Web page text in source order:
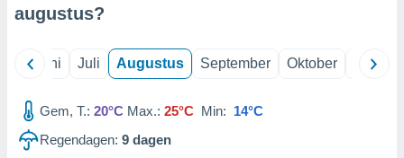
augustus?
Juni Juli Augustus September Oktober
Gem, T.: 20°C Max.: 25°C Min: 14°C
Regendagen: 9 dagen